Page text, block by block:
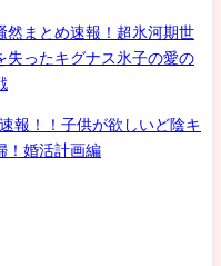
然まとめ速報！超氷河期世
失ったキグナス氷子の愛の
報！！子供が欲しいど陰キ
！婚活計画編